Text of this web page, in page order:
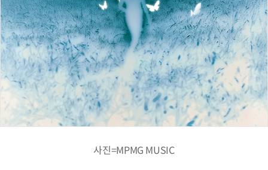
사진=MPMG MUSIC